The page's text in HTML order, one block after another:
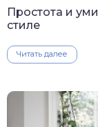
Простота и
стиле
Читать далее